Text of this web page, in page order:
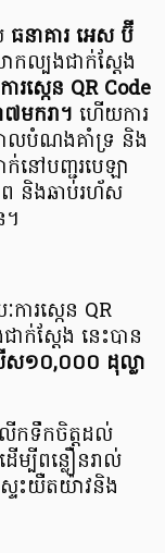
ធនាគារ អេស ប៊ី
កល្បងជាក់ស្តែង
ការស្កេន QR Code
មករា។ ហើយការ
ោលបំណងគាំទ្រ និង
ក់នៅបញ្ជរបេឡា
ព និងឆាប់រហ័ស
។
ការស្កេន QR
ក់ស្តែង នេះបាន
ស១០,០០០ ដុល្លា
កទឹកចិត្តដល់
ម្បីពន្លឿនរាល់
ទះយឺតយ៉ាវ​ និង